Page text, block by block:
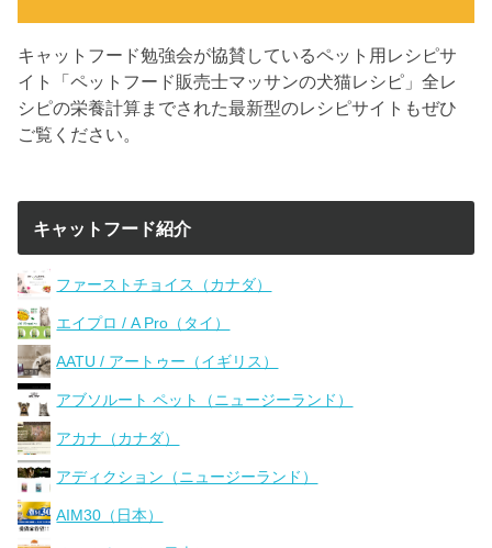
キャットフード勉強会が協賛しているペット用レシピサ
イト「ペットフード販売士マッサンの犬猫レシピ」全レ
シピの栄養計算までされた最新型のレシピサイトもぜひ
ご覧ください。
キャットフード紹介
ファーストチョイス（カナダ）
エイプロ / A Pro（タイ）
AATU / アートゥー（イギリス）
アブソルート ペット（ニュージーランド）
アカナ（カナダ）
アディクション（ニュージーランド）
AIM30（日本）